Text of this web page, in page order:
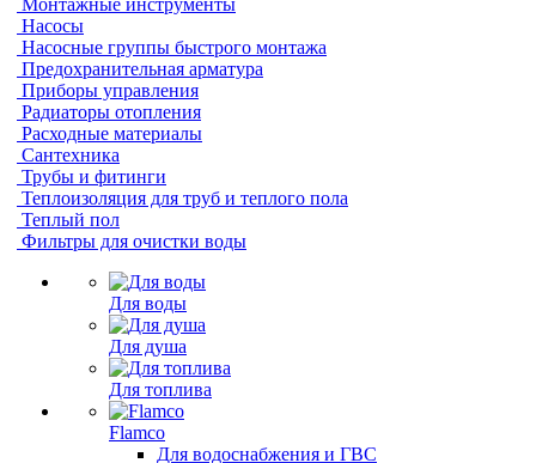
Монтажные инструменты
Насосы
Насосные группы быстрого монтажа
Предохранительная арматура
Приборы управления
Радиаторы отопления
Расходные материалы
Сантехника
Трубы и фитинги
Теплоизоляция для труб и теплого пола
Теплый пол
Фильтры для очистки воды
Для воды
Для душа
Для топлива
Flamco
Для водоснабжения и ГВС